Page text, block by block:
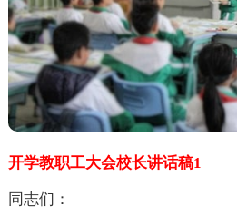
开学教职工大会校长讲话稿1
同志们：